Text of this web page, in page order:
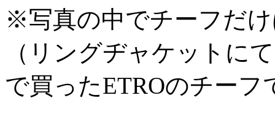
※写真の中でチーフだ
（リングヂャケットに
で買ったETROのチーフ